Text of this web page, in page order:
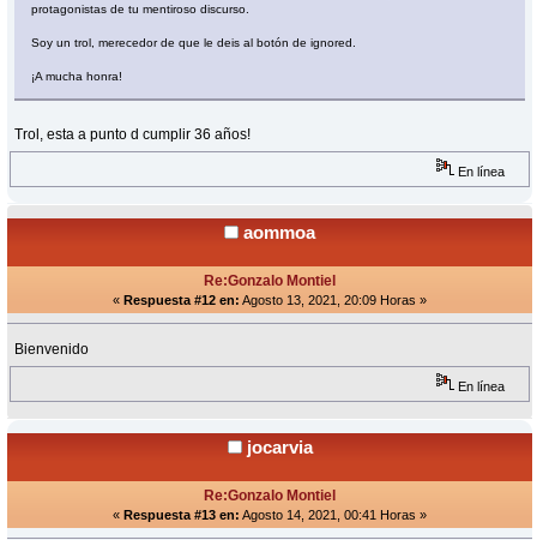
protagonistas de tu mentiroso discurso.
Soy un trol, merecedor de que le deis al botón de ignored.
¡A mucha honra!
Trol, esta a punto d cumplir 36 años!
En línea
aommoa
Re:Gonzalo Montiel
« Respuesta #12 en: Agosto 13, 2021, 20:09 Horas »
Bienvenido
En línea
jocarvia
Re:Gonzalo Montiel
« Respuesta #13 en: Agosto 14, 2021, 00:41 Horas »